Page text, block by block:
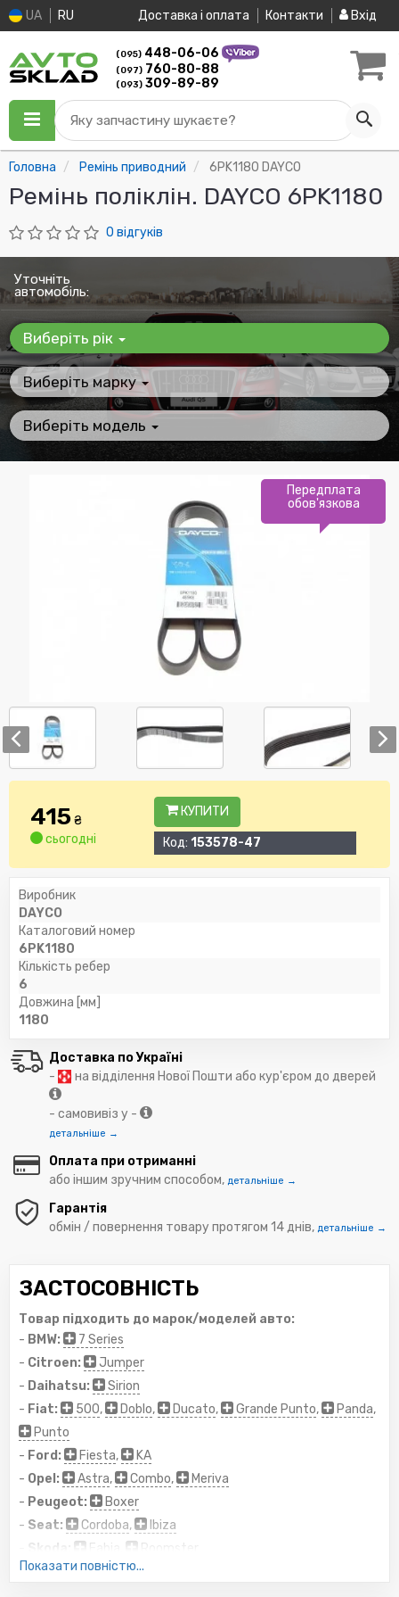
UA RU Доставка і оплата Контакти Вхід
(095) 448-06-06
(097) 760-80-88
(093) 309-89-89
Яку запчастину шукаєте?
Головна Ремінь приводний 6PK1180 DAYCO
Ремінь поліклін. DAYCO 6PK1180
0 відгуків
Уточніть
автомобіль:
Виберіть рік
Виберіть марку
Виберіть модель
Передплата
обов'язкова
415₴
сьогодні
КУПИТИ
Код: 153578-47
Виробник
DAYCO
Каталоговий номер
6PK1180
Кількість ребер
6
Довжина [мм]
1180
Доставка по Україні
-
на відділення Нової Пошти або кур'єром до дверей
- самовивіз у -
детальніше →
Оплата при отриманні
або іншим зручним способом, детальніше →
Гарантія
обмін / повернення товару протягом 14 днів, детальніше →
ЗАСТОСОВНІСТЬ
Товар підходить до марок/моделей авто:
- BMW:
7 Series
- Citroen:
Jumper
- Daihatsu:
Sirion
- Fiat: 500, Doblo, Ducato, Grande Punto, Panda,
Punto
- Ford: Fiesta,
KA
- Opel: Astra, Combo,
Meriva
- Peugeot:
Boxer
- Seat: Cordoba,
Ibiza
Skoda: Fabia
Roomster
-Suzuki:
Swift
Показати повністю...